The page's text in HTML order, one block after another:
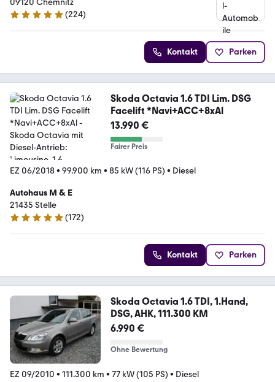
4.9 Sterne
(224)
Kontakt Parken
Skoda Octavia 1.6 TDI Lim. DSG
Facelift *Navi+ACC+8xAl
13.990 €
Fairer Preis
EZ 06/2018• 99.900 km • 85 kW (116 PS) • Diesel
Autohaus M & E
21435 Stelle
5 Sterne
(172)
Kontakt Parken
Skoda Octavia 1.6 TDI, 1.Hand,
DSG, AHK, 111.300 KM
6.990 €
Ohne Bewertung
EZ 09/2010 • 111.300 km • 77 kW (105 PS) • Diesel